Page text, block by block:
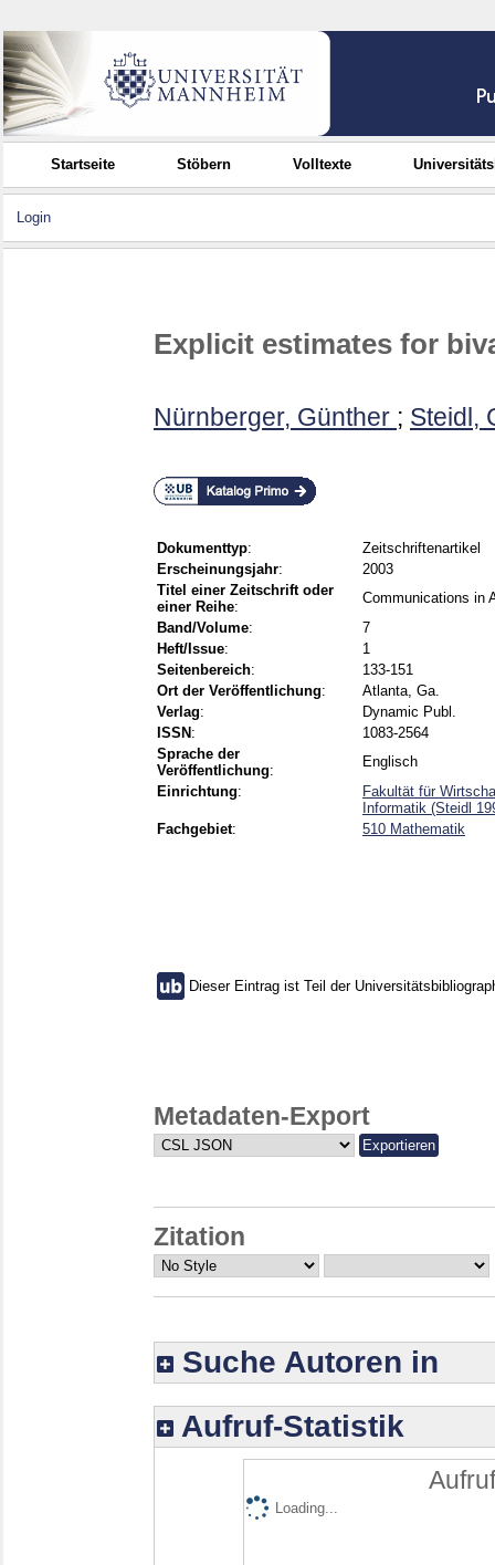
Startseite Stöbern Volltexte
Login
Explicit estimates for
Nürnberger, Günther ; Steidl,
Dokumenttyp:
Zeitschriftenartikel
Erscheinungsjahr:
2003
Titel einer Zeitschrift oder
einer Reihe:
Communications in
Band/Volume:
7
Heft/Issue:
1
Seitenbereich:
133-151
Ort der Veröffentlichung:
Atlanta, Ga.
Verlag:
Dynamic Publ.
ISSN :
1083-2564
Sprache der
Veröffentlichung:
Englisch
Einrichtung:
Fakultät für
Informatik (Steidl
Fachgebiet: 510 Mathematik
Dieser Eintrag ist Teil der
Metadaten-Export
Zitation
Suche Autoren in
Aufruf-Statistik
Loading...